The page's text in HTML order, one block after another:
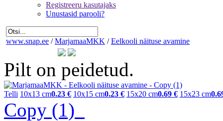
Registreeru kasutajaks
Unustasid parooli?
www.snap.ee / MarjamaaMKK / Eelkooli näituse avamine
Pilt on peidetud.
Telli 10x13 cm0.23 € 10x15 cm0.23 € 15x20 cm0.69 € 15x23 cm
Copy (1)